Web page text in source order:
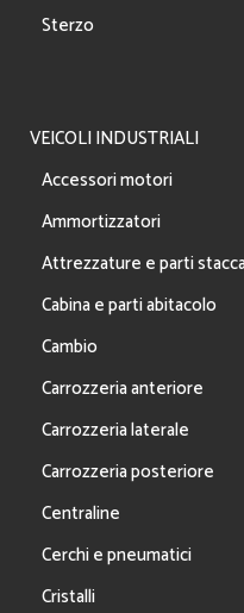
Sterzo
VEICOLI INDUSTRIALI
Accessori motori
Ammortizzatori
Attrezzature e parti
Cabina e parti abitacolo
Cambio
Carrozzeria anteriore
Carrozzeria laterale
Carrozzeria posteriore
Centraline
Cerchi e pneumatici
Cristalli